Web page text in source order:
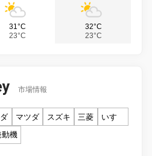
31°C
23°C
32°C
23°C
市場情報
マツダ スズキ 三菱
いすゞ
動機